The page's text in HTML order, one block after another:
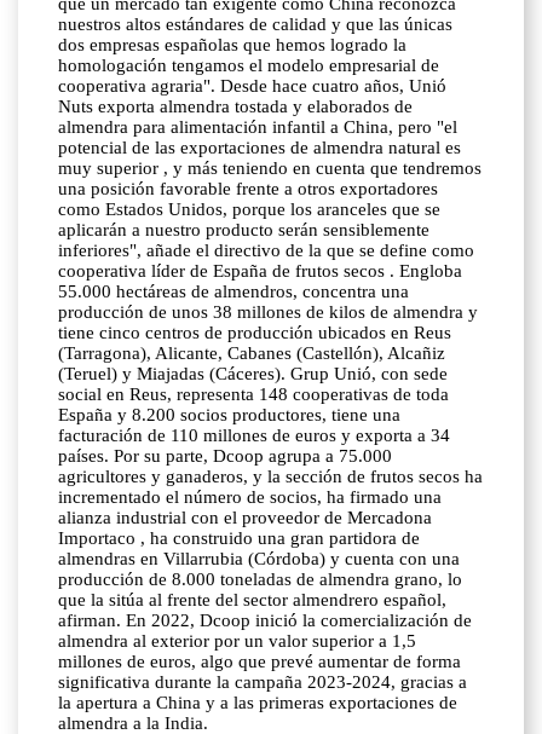
nuestros altos estándares de calidad y que las únicas
dos empresas españolas que hemos logrado la
homologación tengamos el modelo empresarial de
cooperativa agraria". Desde hace cuatro años, Unió
Nuts exporta almendra tostada y elaborados de
almendra para alimentación infantil a China, pero "el
potencial de las exportaciones de almendra natural es
muy superior , y más teniendo en cuenta que tendremos
una posición favorable frente a otros exportadores
como Estados Unidos, porque los aranceles que se
aplicarán a nuestro producto serán sensiblemente
inferiores", añade el directivo de la que se define como
cooperativa líder de España de frutos secos . Engloba
55.000 hectáreas de almendros, concentra una
producción de unos 38 millones de kilos de almendra y
tiene cinco centros de producción ubicados en Reus
(Tarragona), Alicante, Cabanes (Castellón), Alcañiz
(Teruel) y Miajadas (Cáceres). Grup Unió, con sede
social en Reus, representa 148 cooperativas de toda
España y 8.200 socios productores, tiene una
facturación de 110 millones de euros y exporta a 34
países. Por su parte, Dcoop agrupa a 75.000
agricultores y ganaderos, y la sección de frutos secos ha
incrementado el número de socios, ha firmado una
alianza industrial con el proveedor de Mercadona
Importaco , ha construido una gran partidora de
almendras en Villarrubia (Córdoba) y cuenta con una
producción de 8.000 toneladas de almendra grano, lo
que la sitúa al frente del sector almendrero español,
afirman. En 2022, Dcoop inició la comercialización de
almendra al exterior por un valor superior a 1,5
millones de euros, algo que prevé aumentar de forma
significativa durante la campaña 2023-2024, gracias a
la apertura a China y a las primeras exportaciones de
almendra a la India.